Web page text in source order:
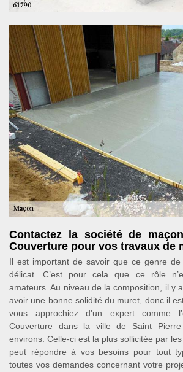
Contactez la société de
Couverture pour vos travaux de
Il est important de savoir que ce genre
délicat. C’est pour cela que ce rôle
amateurs. Au niveau de la composition, il y
avoir une bonne solidité du muret, donc il
vous approchiez d'un expert comme
Couverture dans la ville de Saint
environs. Celle-ci est la plus sollicitée par
peut répondre à vos besoins pour tout
toutes vos demandes concernant votre